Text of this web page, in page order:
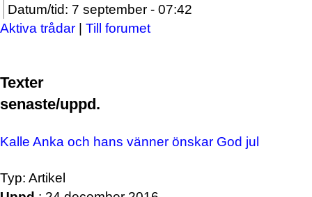
Datum/tid: 7 september - 07:42
Aktiva trådar | Till forumet
Texter
senaste/uppd.
Kalle Anka och hans vänner önskar God jul
Typ: Artikel